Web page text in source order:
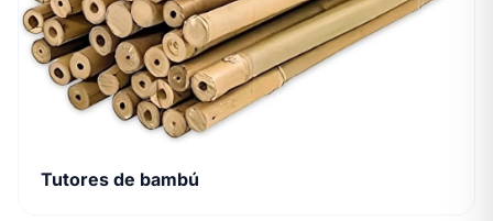
Tutores de bambú